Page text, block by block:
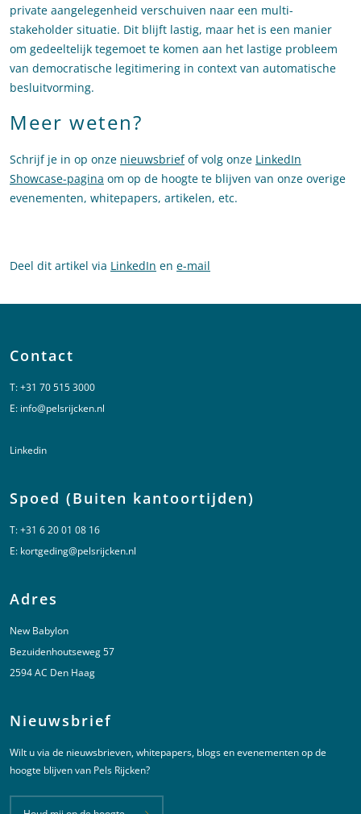
private aangelegenheid verschuiven naar een multi-
stakeholder situatie. Dit blijft lastig, maar het is een manier
om gedeeltelijk tegemoet te komen aan het lastige probleem
van democratische legitimering in context van automatische
besluitvorming.
Meer weten?
Schrijf je in op onze nieuwsbriefof volg onze LinkedIn
Showcase-pagina om op de hoogte te blijven van onze overige
evenementen, whitepapers, artikelen, etc.
Deel dit artikel via LinkedIn en e-mail
Contact
T:+31 70 515 3000
E: info@pelsrijcken.nl
Linkedin
Spoed (Buiten kantoortijden)
T:+31 6 20 01 08 16
E: kortgeding@pelsrijcken.nl
Adres
New Babylon
Bezuidenhoutseweg 57
2594 AC Den Haag
Nieuwsbrief
Wilt u via de nieuwsbrieven, whitepapers, blogs en evenementen op de
hoogte blijven van Pels Rijcken?